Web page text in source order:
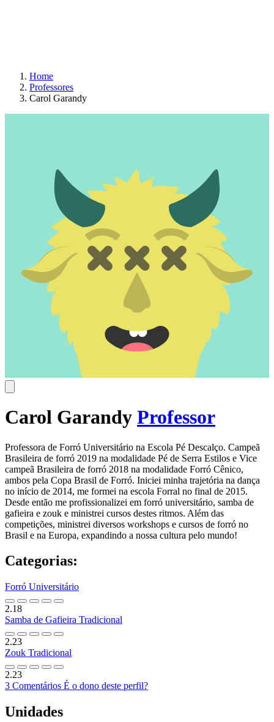
Home
Professores
Carol Garandy
Carol Garandy Professor
Professora de Forró Universitário na Escola Pé Descalço. Campeã
Brasileira de forró 2019 na modalidade Pé de Serra Estilos e Vice
campeã Brasileira de forró 2018 na modalidade Forró Cênico,
ambos pela Copa Brasil de Forró. Iniciei minha trajetória na dança
no início de 2014, me formei na escola Forral no final de 2015.
Desde então me profissionalizei em forró universitário, samba de
gafieira e zouk e ministrei cursos destes ritmos. Além das
competições, ministrei diversos workshops e cursos de forró no
Brasil e na Europa, expandindo a nossa cultura pelo mundo!
Categorias:
Forró Universitário
2.18
Samba de Gafieira Tradicional
2.23
Zouk Tradicional
2.23
3 Comentários É o dono deste perfil?
Unidades